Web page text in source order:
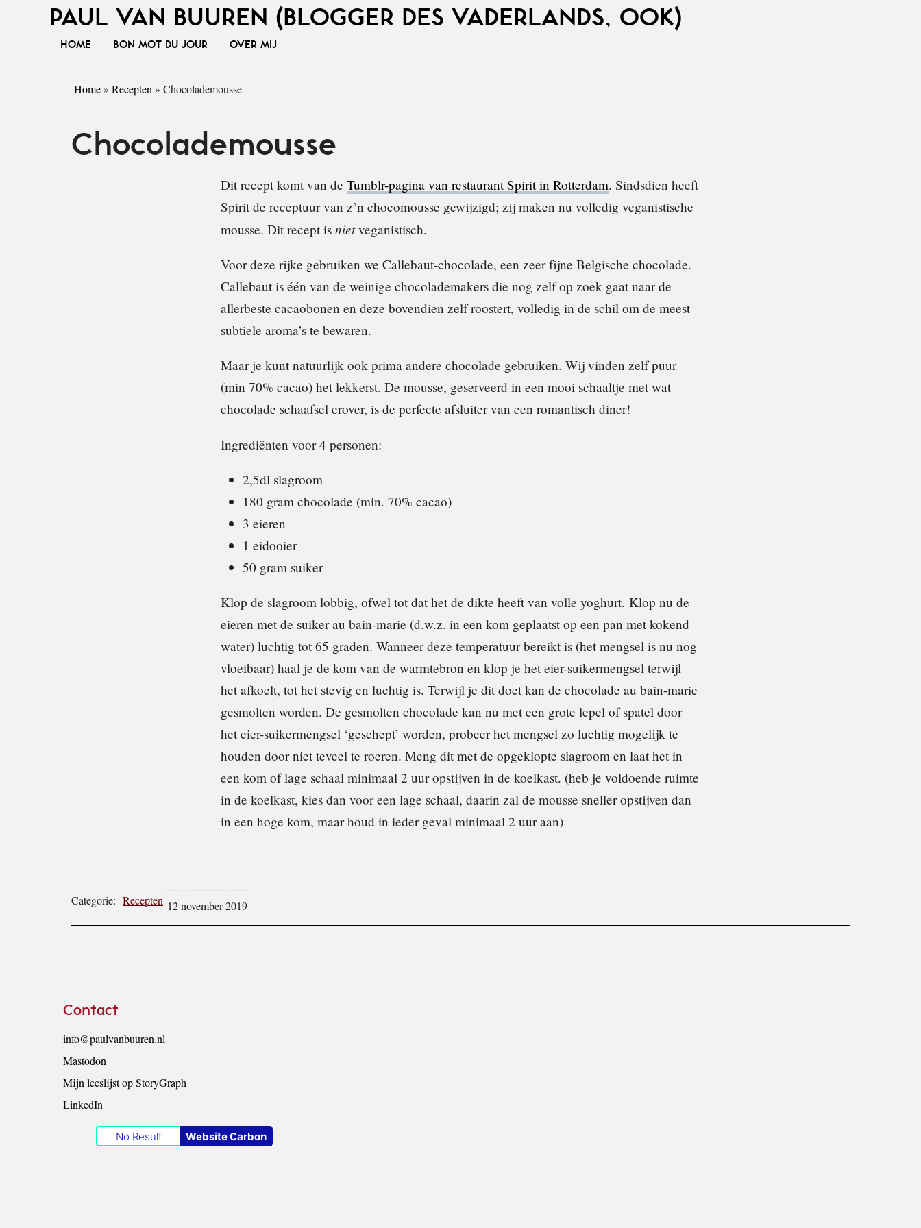
PAUL VAN BUUREN (BLOGGER DES VADERLANDS, OOK)
HOME BON MOT DU JOUR OVER MIJ
Home » Recepten » Chocolademousse
Chocolademousse
Dit recept komt van de Tumblr-pagina van restaurant Spirit in Rotterdam. Sindsdien heeft
Spirit de receptuur van z’n chocomousse gewijzigd; zij maken nu volledig veganistische
mousse. Dit recept is nietveganistisch.
Voor deze rijke gebruiken we Callebaut-chocolade, een zeer fijne Belgische chocolade.
Callebaut is één van de weinige chocolademakers die nog zelf op zoek gaat naar de
allerbeste cacaobonen en deze bovendien zelf roostert, volledig in de schil om de meest
subtiele aroma’s te bewaren.
Maar je kunt natuurlijk ook prima andere chocolade gebruiken. Wij vinden zelf puur
(min 70% cacao) het lekkerst. De mousse, geserveerd in een mooi schaaltje met wat
chocolade schaafsel erover, is de perfecte afsluiter van een romantisch diner!
Ingrediënten voor 4 personen:
2,5dl slagroom
180 gram chocolade (min. 70% cacao)
3 eieren
1 eidooier
50 gram suiker
Klop de slagroom lobbig, ofwel tot dat het de dikte heeft van volle yoghurt. Klop nu de
eieren met de suiker au bain-marie (d.w.z. in een kom geplaatst op een pan met kokend
water) luchtig tot 65 graden. Wanneer deze temperatuur bereikt is (het mengsel is nu nog
vloeibaar) haal je de kom van de warmtebron en klop je het eier-suikermengsel terwijl
het afkoelt, tot het stevig en luchtig is. Terwijl je dit doet kan de chocolade au bain-marie
gesmolten worden. De gesmolten chocolade kan nu met een grote lepel of spatel door
het eier-suikermengsel ‘geschept’ worden, probeer het mengsel zo luchtig mogelijk te
houden door niet teveel te roeren. Meng dit met de opgeklopte slagroom en laat het in
een kom of lage schaal minimaal 2 uur opstijven in de koelkast. (heb je voldoende ruimte
in de koelkast, kies dan voor een lage schaal, daarin zal de mousse sneller opstijven dan
in een hoge kom, maar houd in ieder geval minimaal 2 uur aan)
Categorie: Recepten 12 november 2019
Contact
info@paulvanbuuren.nl
Mastodon
Mijn leeslijst op StoryGraph
LinkedIn
No Result Website Carbon